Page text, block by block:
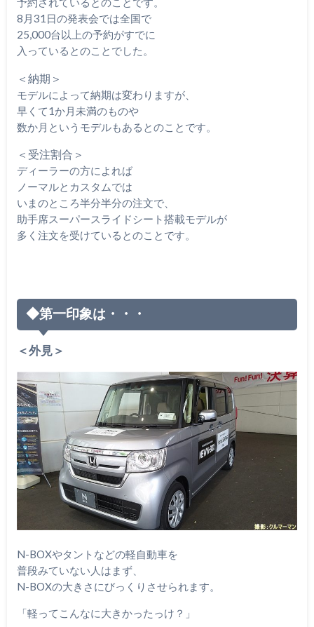
8月31日の発表会では全国で
25,000台以上の予約がすでに
入っているとのことでした。
＜納期＞
モデルによって納期は変わりますが、
早くて1か月未満のものや
数か月というモデルもあるとのことです。
＜受注割合＞
ディーラーの方によれば
ノーマルとカスタムでは
いまのところ半分半分の注文で、
助手席スーパースライドシート搭載モデルが
多く注文を受けているとのことです。
◆第一印象は・・・
＜外見＞
N-BOXやタントなどの軽自動車を
普段みていない人はまず、
N-BOXの大きさにびっくりさせられます。
「軽ってこんなに大きかったっけ？」